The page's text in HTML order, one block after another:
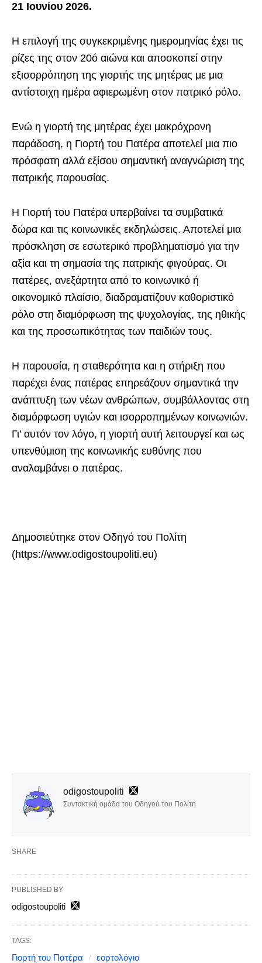
21 Ιουνίου 2026.
Η επιλογή της συγκεκριμένης ημερομηνίας έχει τις
ρίζες της στον 20ό αιώνα και αποσκοπεί στην
εξισορρόπηση της γιορτής της μητέρας με μια
αντίστοιχη ημέρα αφιερωμένη στον πατρικό ρόλο.
Ενώ η γιορτή της μητέρας έχει μακρόχρονη
παράδοση, η Γιορτή του Πατέρα αποτελεί μια πιο
πρόσφατη αλλά εξίσου σημαντική αναγνώριση της
πατρικής παρουσίας.
Η Γιορτή του Πατέρα υπερβαίνει τα συμβατικά
δώρα και τις κοινωνικές εκδηλώσεις. Αποτελεί μια
πρόσκληση σε εσωτερικό προβληματισμό για την
αξία και τη σημασία της πατρικής φιγούρας. Οι
πατέρες, ανεξάρτητα από το κοινωνικό ή
οικονομικό πλαίσιο, διαδραματίζουν καθοριστικό
ρόλο στη διαμόρφωση της ψυχολογίας, της ηθικής
και της προσωπικότητας των παιδιών τους.
Η παρουσία, η σταθερότητα και η στήριξη που
παρέχει ένας πατέρας επηρεάζουν σημαντικά την
ανάπτυξη των νέων ανθρώπων, συμβάλλοντας στη
διαμόρφωση υγιών και ισορροπημένων κοινωνιών.
Γι’ αυτόν τον λόγο, η γιορτή αυτή λειτουργεί και ως
υπενθύμιση της κοινωνικής ευθύνης που
αναλαμβάνει ο πατέρας.
Δημοσιεύτηκε στον Οδηγό του Πολίτη
(https://www.odigostoupoliti.eu)
odigostoupoliti
Συντακτική ομάδα του Οδηγού του Πολίτη
SHARE
PUBLISHED BY
odigostoupoliti
TAGS:
Γιορτή του Πατέρα εορτολόγιο